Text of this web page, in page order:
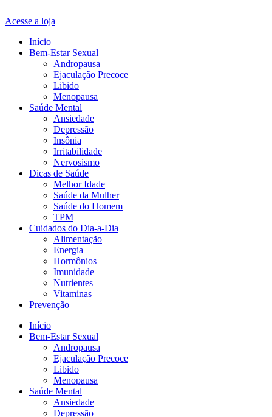
Acesse a loja
Início
Bem-Estar Sexual
Andropausa
Ejaculação Precoce
Libido
Menopausa
Saúde Mental
Ansiedade
Depressão
Insônia
Irritabilidade
Nervosismo
Dicas de Saúde
Melhor Idade
Saúde da Mulher
Saúde do Homem
TPM
Cuidados do Dia-a-Dia
Alimentação
Energia
Hormônios
Imunidade
Nutrientes
Vitaminas
Prevenção
Início
Bem-Estar Sexual
Andropausa
Ejaculação Precoce
Libido
Menopausa
Saúde Mental
Ansiedade
Depressão